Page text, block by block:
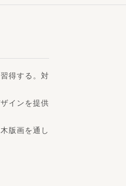
得する。対
インを提供
版画を通し